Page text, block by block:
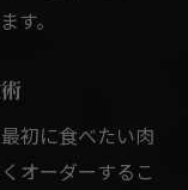
す。
初に食べたい肉
オーダーするこ